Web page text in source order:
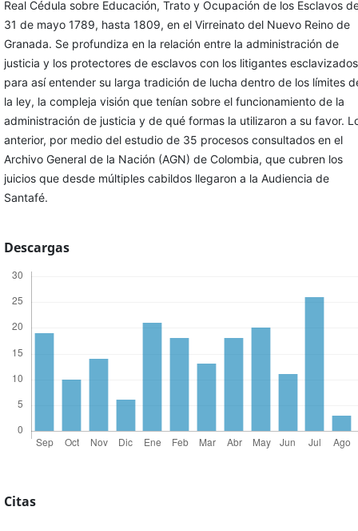
Real Cédula sobre Educación, Trato y Ocupación de los Esclavos
31 de mayo 1789, hasta 1809, en el Virreinato del Nuevo Reino de
Granada. Se profundiza en la relación entre la administración de
justicia y los protectores de esclavos con los litigantes
para así entender su larga tradición de lucha dentro de los límites
la ley, la compleja visión que tenían sobre el funcionamiento de la
administración de justicia y de qué formas la utilizaron a su favor.
anterior, por medio del estudio de 35 procesos consultados en el
Archivo General de la Nación (AGN) de Colombia, que cubren los
juicios que desde múltiples cabildos llegaron a la Audiencia de
Santafé.
Descargas
Citas